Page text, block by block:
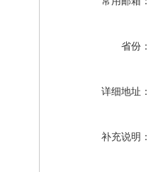
省份：
详细地址：
补充说明：